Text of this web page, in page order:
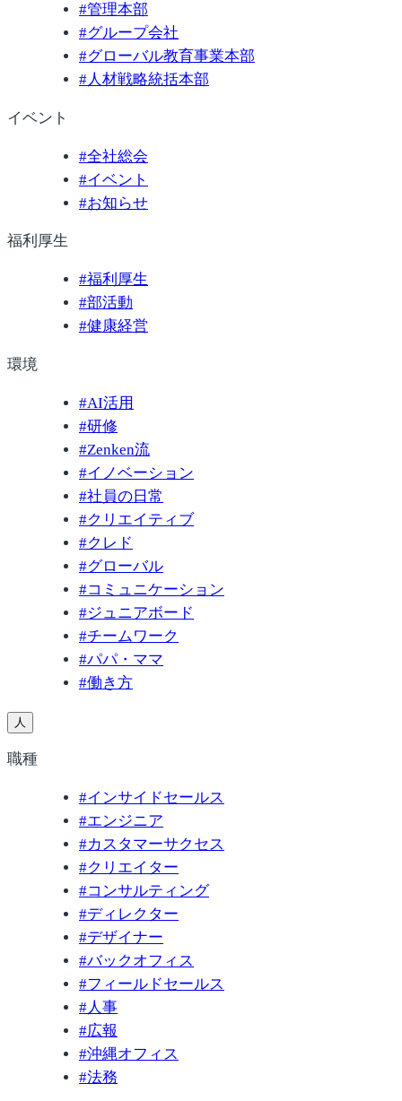
#管理本部
#グループ会社
#グローバル教育事業本部
#人材戦略統括本部
イベント
#全社総会
#イベント
#お知らせ
福利厚生
#福利厚生
#部活動
#健康経営
環境
#AI活用
#研修
#Zenken流
#イノベーション
#社員の日常
#クリエイティブ
#クレド
#グローバル
#コミュニケーション
#ジュニアボード
#チームワーク
#パパ・ママ
#働き方
人
職種
#インサイドセールス
#エンジニア
#カスタマーサクセス
#クリエイター
#コンサルティング
#ディレクター
#デザイナー
#バックオフィス
#フィールドセールス
#人事
#広報
#沖縄オフィス
#法務